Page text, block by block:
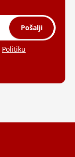
Pošalji
Politiku